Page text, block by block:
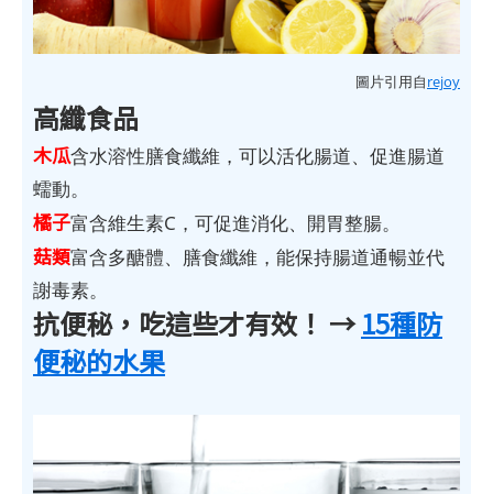
圖片引用自rejoy
高纖食品
木瓜含水溶性膳食纖維，可以活化腸道、促進腸道
蠕動。
橘子富含維生素C，可促進消化、開胃整腸。
菇類富含多醣體、膳食纖維，能保持腸道通暢並代
謝毒素。
抗便秘，吃這些才有效！ →15種防
便秘的水果